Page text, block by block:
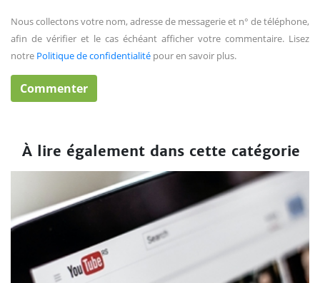
Nous collectons votre nom, adresse de messagerie et n° de téléphone,
afin de vérifier et le cas échéant afficher votre commentaire. Lisez
notre Politique de confidentialité pour en savoir plus.
À lire également dans cette catégorie